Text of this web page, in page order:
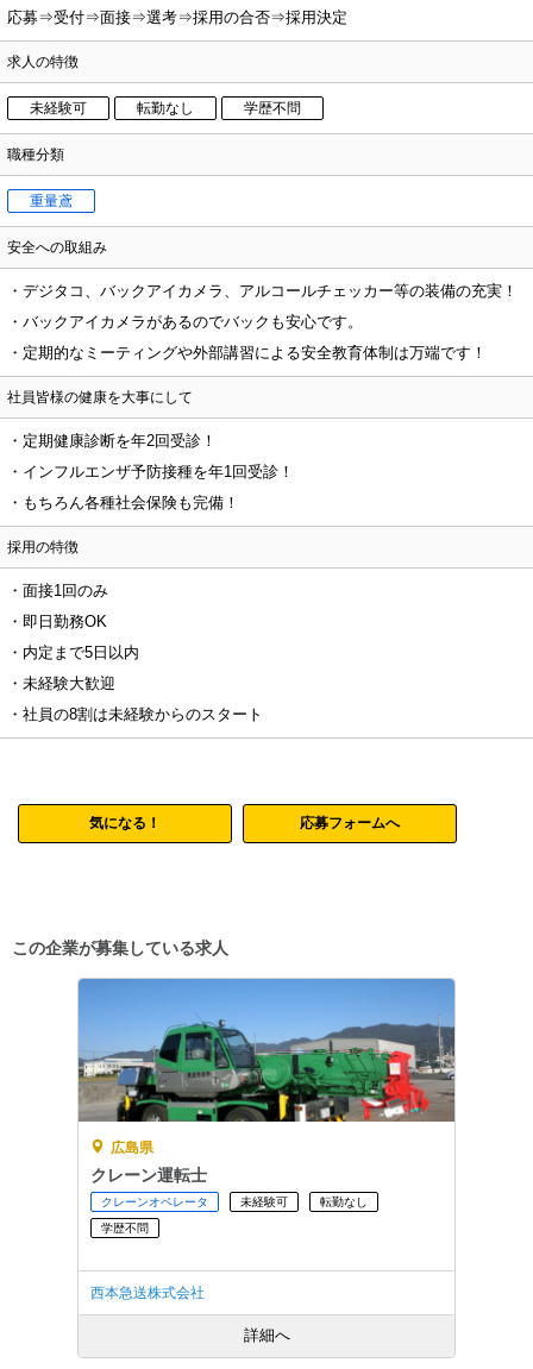
応募⇒受付⇒面接⇒選考⇒採用の合否⇒採用決定
求人の特徴
未経験可 転勤なし 学歴不問
職種分類
重量鳶
安全への取組み
・デジタコ、バックアイカメラ、アルコールチェッカー等の装備の充実！
・バックアイカメラがあるのでバックも安心です。
・定期的なミーティングや外部講習による安全教育体制は万端です！
社員皆様の健康を大事にして
・定期健康診断を年2回受診！
・インフルエンザ予防接種を年1回受診！
・もちろん各種社会保険も完備！
採用の特徴
・面接1回のみ
・即日勤務OK
・内定まで5日以内
・未経験大歓迎
・社員の8割は未経験からのスタート
気になる！ 応募フォームへ
この企業が募集している求人
広島県
クレーン運転士
クレーンオペレータ 未経験可
転勤なし
学歴不問
西本急送株式会社
詳細へ